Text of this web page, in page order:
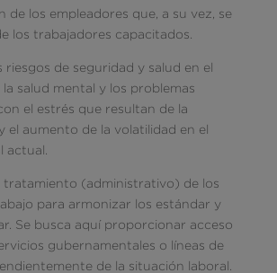
de los empleadores que, a su vez, se
los trabajadores capacitados.
riesgos de seguridad y salud en el
salud mental y los problemas
el estrés que resultan de la
el aumento de la volatilidad en el
actual.
tratamiento (administrativo) de los
para armonizar los estándar y
Se busca aquí proporcionar acceso
gubernamentales o líneas de
de la situación laboral.